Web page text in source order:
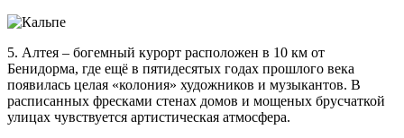
5. Алтея – богемный курорт расположен в 10 км от
Бенидорма, где ещё в пятидесятых годах прошлого века
появилась целая «колония» художников и музыкантов. В
расписанных фресками стенах домов и мощеных брусчаткой
улицах чувствуется артистическая атмосфера.